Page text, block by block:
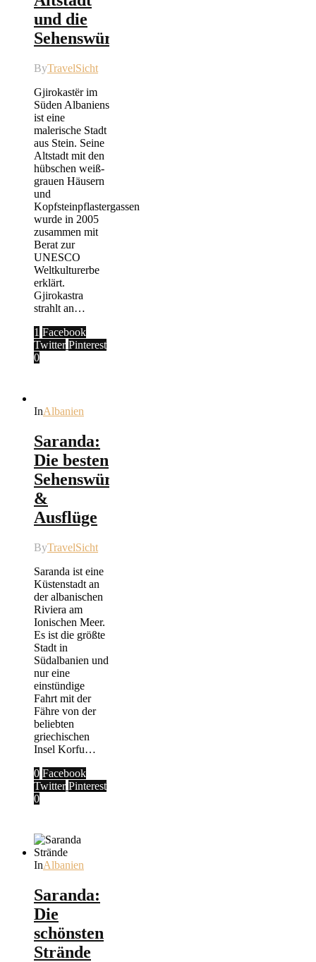
und die
Sehenswürdigkeiten
ByTravelSicht
Gjirokastër im
Süden Albaniens
ist eine
malerische Stadt
aus Stein. Seine
Altstadt mit den
hübschen weiß-
grauen Häusern
und
Kopfsteinpflastergassen
wurde in 2005
zusammen mit
Berat zur
UNESCO
Weltkulturerbe
erklärt.
Gjirokastra
strahlt an…
1 Facebook
Twitter Pinterest
0
InAlbanien
Saranda:
Die besten
Sehenswürdigkeiten
&
Ausflüge
ByTravelSicht
Saranda ist eine
Küstenstadt an
der albanischen
Riviera am
Ionischen Meer.
Es ist die größte
Stadt in
Südalbanien und
nur eine
einstündige
Fahrt mit der
Fähre von der
beliebten
griechischen
Insel Korfu…
0 Facebook
Twitter Pinterest
0
InAlbanien
Saranda:
Die
schönsten
Strände